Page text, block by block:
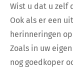
Wist u dat u zelf
Ook als er een
herinneringen
Zoals in uw
nog goedkoper